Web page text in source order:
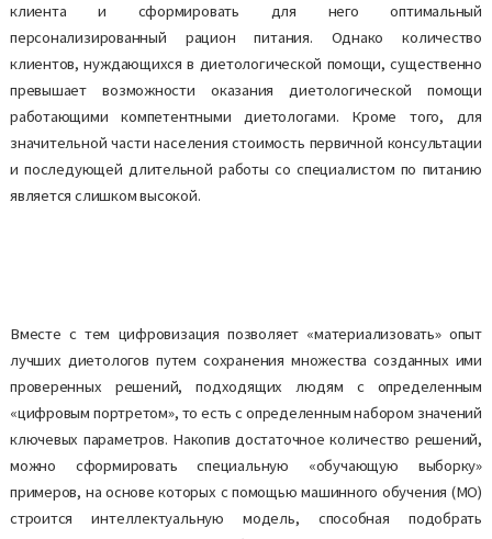
клиента и сформировать для него оптимальный
персонализированный рацион питания. Однако количество
клиентов, нуждающихся в диетологической помощи, существенно
превышает возможности оказания диетологической помощи
работающими компетентными диетологами. Кроме того, для
значительной части населения стоимость первичной консультации
и последующей длительной работы со специалистом по питанию
является слишком высокой.
Вместе с тем цифровизация позволяет «материализовать» опыт
лучших диетологов путем сохранения множества созданных ими
проверенных решений, подходящих людям с определенным
«цифровым портретом», то есть с определенным набором значений
ключевых параметров. Накопив достаточное количество решений,
можно сформировать специальную «обучающую выборку»
примеров, на основе которых с помощью машинного обучения (МО)
строится интеллектуальную модель, способная подобрать